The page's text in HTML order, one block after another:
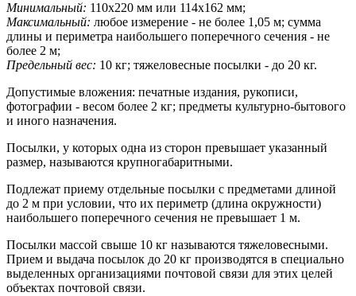
Минимальный: 110х220 мм или 114х162 мм;
Максимальный: любое измерение - не более 1,05 м; сумма
длины и периметра наибольшего поперечного сечения - не
более 2 м;
Предельный вес: 10 кг; тяжеловесные посылки - до 20 кг.
Допустимые вложения: печатные издания, рукописи,
фотографии - весом более 2 кг; предметы культурно-бытового
и иного назначения.
Посылки, у которых одна из сторон превышает указанный
размер, называются крупногабаритными.
Подлежат приему отдельные посылки с предметами длиной
до 2 м при условии, что их периметр (длина окружности)
наибольшего поперечного сечения не превышает 1 м.
Посылки массой свыше 10 кг называются тяжеловесными.
Прием и выдача посылок до 20 кг производятся в специально
выделенных организациями почтовой связи для этих целей
объектах почтовой связи.